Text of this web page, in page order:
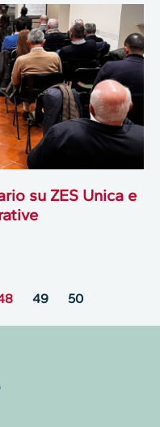
su ZES Unica e
49 50